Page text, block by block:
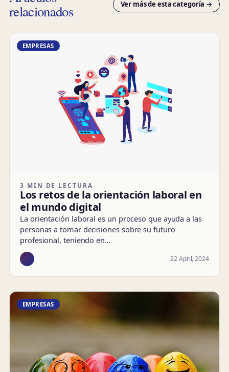
relacionados Ver más de esta categoría →
EMPRESAS
3 MIN DE LECTURA
Los retos de la orientación laboral en
el mundo digital
La orientación laboral es un proceso que ayuda a las
personas a tomar decisiones sobre su futuro
profesional, teniendo en…
22 April, 2024
EMPRESAS